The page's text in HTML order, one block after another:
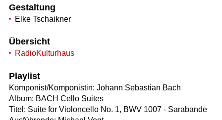
Gestaltung
Elke Tschaikner
Übersicht
RadioKulturhaus
Playlist
Komponist/Komponistin: Johann Sebastian Bach
Album: BACH Cello Suites
Titel: Suite for Violoncello No. 1, BWV 1007 - Sarabande